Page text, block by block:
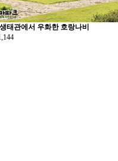
태관에서 우화한 호랑나비